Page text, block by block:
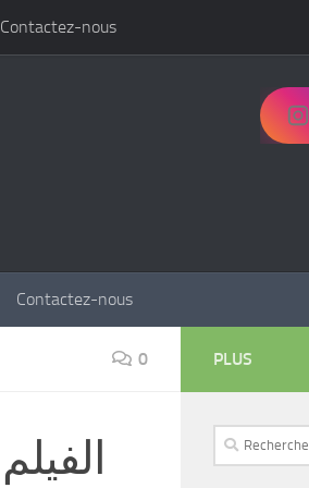
Contactez-nous
Contactez-nous
0 PLUS
Rechercher :